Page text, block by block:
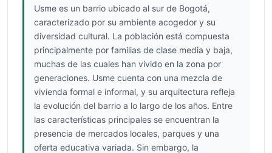
Usme es un barrio ubicado al sur de Bogotá,
caracterizado por su ambiente acogedor y su
diversidad cultural. La población está compuesta
principalmente por familias de clase media y baja,
muchas de las cuales han vivido en la zona por
generaciones. Usme cuenta con una mezcla de
vivienda formal e informal, y su arquitectura refleja
la evolución del barrio a lo largo de los años. Entre
las características principales se encuentran la
presencia de mercados locales, parques y una
oferta educativa variada. Sin embargo, la